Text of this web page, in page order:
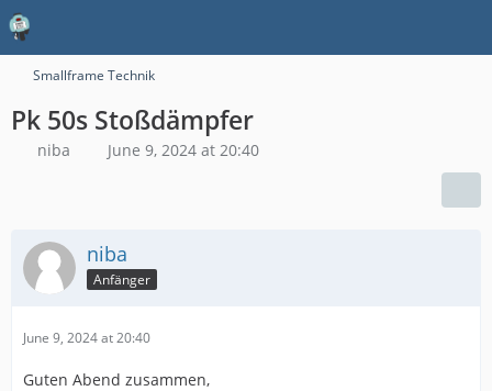
Smallframe Technik
Pk 50s Stoßdämpfer
niba June 9, 2024 at 20:40
niba
Anfänger
June 9, 2024 at 20:40
Guten Abend zusammen,